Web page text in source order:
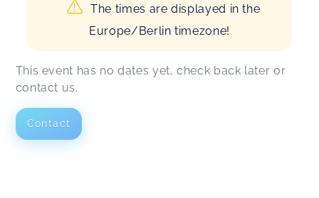
The times are displayed in the
Europe/Berlin timezone!
This event has no dates yet, check back later or
contact us.
Contact